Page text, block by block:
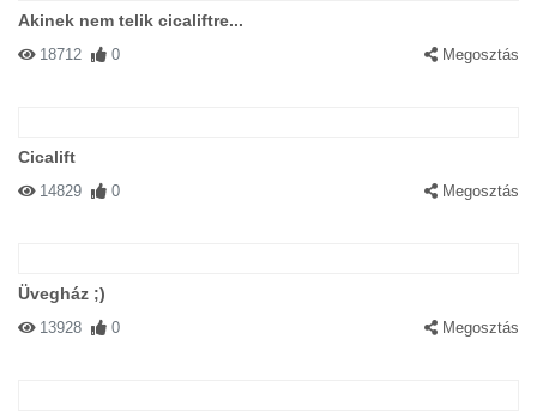
Akinek nem telik cicaliftre...
18712 0 Megosztás
Cicalift
14829 0 Megosztás
Üvegház ;)
13928 0 Megosztás